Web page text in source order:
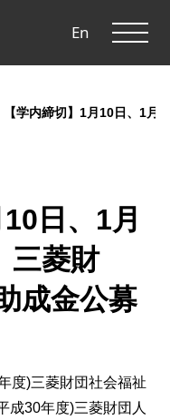
En
【学内締切】1月10日、1
日、1月
菱財
成金公募
度)三菱財団社会福祉
成30年度)三菱財団人